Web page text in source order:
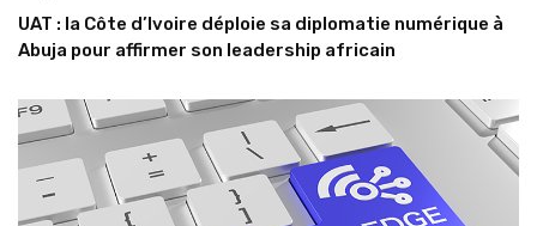
UAT : la Côte d’Ivoire déploie sa diplomatie numérique à
Abuja pour affirmer son leadership africain